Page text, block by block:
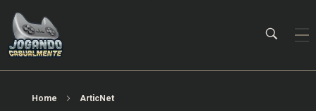
Home ArticNet